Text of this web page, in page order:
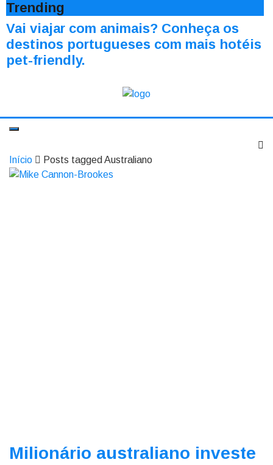
Trending
Vai viajar com animais? Conheça os
destinos portugueses com mais hotéis
pet-friendly.
Início Posts tagged Australiano
Milionário australiano investe